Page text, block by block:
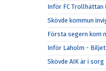
Inför FC Trollhättan
Skövde kommun
Första segern kom
Inför Laholm -
Skövde AIK är i sorg